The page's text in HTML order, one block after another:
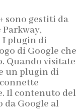
sono gestiti da
I plugin di
di Google che
Quando visitate
un plugin di
Il contenuto del
da Google al